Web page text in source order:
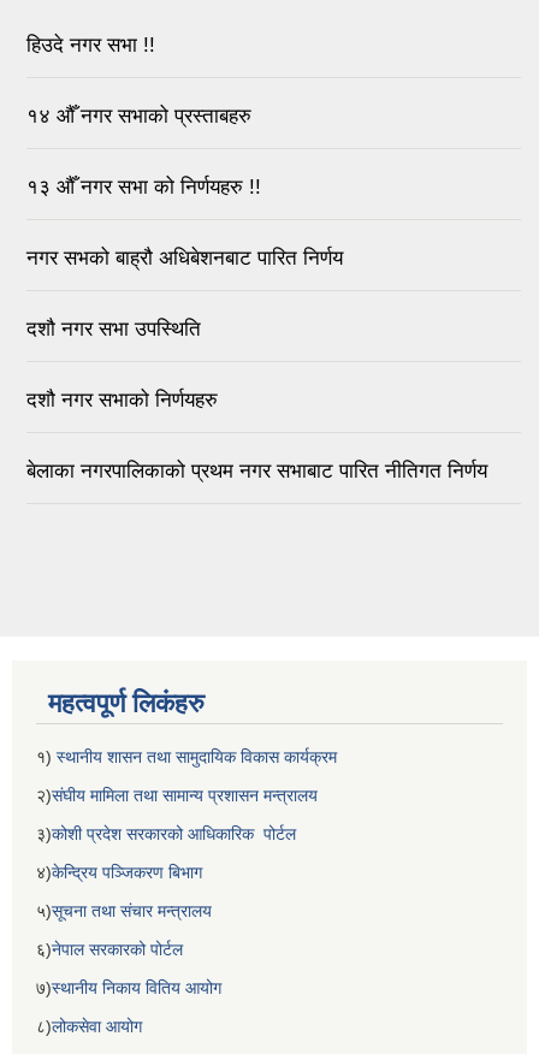
हिउदे नगर सभा !!
१४ औँ नगर सभाको प्रस्ताबहरु
१३ औँ नगर सभा को निर्णयहरु !!
नगर सभको बाह्रौ अधिबेशनबाट पारित निर्णय
दशौ नगर सभा उपस्थिति
दशौ नगर सभाको निर्णयहरु
बेलाका नगरपालिकाको प्रथम नगर सभाबाट पारित नीतिगत निर्णय
महत्वपूर्ण लिकंहरु
१) स्थानीय शासन तथा सामुदायिक विकास कार्यक्रम
२)संघीय मामिला तथा सामान्य प्रशासन मन्त्रालय
३)कोशी प्रदेश सरकारको आधिकारिक पोर्टल
४)केन्द्रिय पञ्जिकरण बिभाग
५)सूचना तथा संचार मन्त्रालय
६)नेपाल सरकारको पोर्टल
७)स्थानीय निकाय वितिय आयोग
८)लोकसेवा आयोग